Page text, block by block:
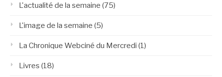
L'actualité de la semaine (75)
L'image de la semaine (5)
La Chronique Webciné du Mercredi (1)
Livres (18)